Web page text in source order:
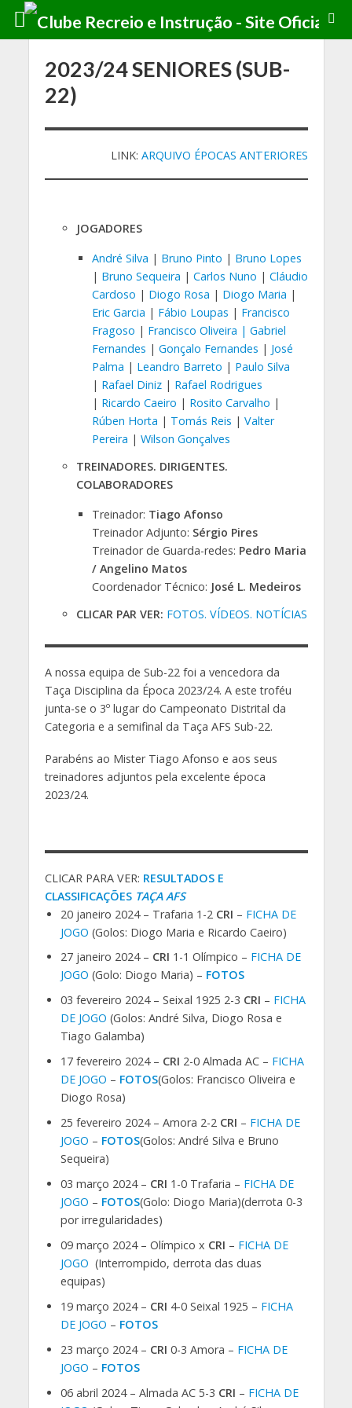
2023/24 SENIORES (SUB-
22)
LINK: ARQUIVO ÉPOCAS ANTERIORES
JOGADORES
André Silva | Bruno Pinto | Bruno Lopes
| Bruno Sequeira | Carlos Nuno | Cláudio
Cardoso | Diogo Rosa | Diogo Maria |
Eric Garcia | Fábio Loupas | Francisco
Fragoso | Francisco Oliveira | Gabriel
Fernandes | Gonçalo Fernandes | José
Palma | Leandro Barreto | Paulo Silva
| Rafael Diniz| Rafael Rodrigues
| Ricardo Caeiro | Rosito Carvalho |
Rúben Horta | Tomás Reis | Valter
Pereira | Wilson Gonçalves
TREINADORES. DIRIGENTES.
COLABORADORES
Treinador: Tiago Afonso
Treinador Adjunto: Sérgio Pires
Treinador de Guarda-redes: Pedro Maria
/ Angelino Matos
Coordenador Técnico: José L. Medeiros
CLICAR PAR VER: FOTOS. VÍDEOS. NOTÍCIAS
A nossa equipa de Sub-22 foi a vencedora da
Taça Disciplina da Época 2023/24. A este troféu
junta-se o 3º lugar do Campeonato Distrital da
Categoria e a semifinal da Taça AFS Sub-22.
Parabéns ao Mister Tiago Afonso e aos seus
treinadores adjuntos pela excelente época
2023/24.
CLICAR PARA VER: RESULTADOS E
CLASSIFICAÇÕES TAÇA AFS
20 janeiro 2024 – Trafaria 1-2 CRI – FICHA DE
JOGO (Golos: Diogo Maria e Ricardo Caeiro)
27 janeiro 2024 – CRI 1-1 Olímpico – FICHA DE
JOGO (Golo: Diogo Maria) – FOTOS
03 fevereiro 2024 – Seixal 1925 2-3 CRI – FICHA
DE JOGO (Golos: André Silva, Diogo Rosa e
Tiago Galamba)
17 fevereiro 2024 – CRI 2-0 Almada AC – FICHA
DE JOGO – FOTOS(Golos: Francisco Oliveira e
Diogo Rosa)
25 fevereiro 2024 – Amora 2-2 CRI – FICHA DE
JOGO – FOTOS(Golos: André Silva e Bruno
Sequeira)
03 março 2024 – CRI 1-0 Trafaria – FICHA DE
JOGO – FOTOS(Golo: Diogo Maria)(derrota 0-3
por irregularidades)
09 março 2024 – Olímpico x CRI – FICHA DE
JOGO (Interrompido, derrota das duas
equipas)
19 março 2024 – CRI 4-0 Seixal 1925 – FICHA
DE JOGO – FOTOS
23 março 2024 – CRI 0-3 Amora – FICHA DE
JOGO – FOTOS
06 abril 2024 – Almada AC 5-3 CRI – FICHA DE